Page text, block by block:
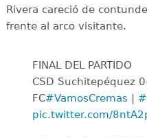
Rivera careció de
frente al arco visitante.
FINAL DEL PARTIDO
CSD Suchitepéquez
FC#VamosCremas |
pic.twitter.com/